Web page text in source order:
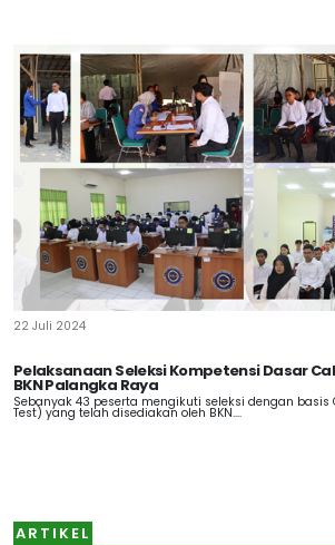
22 Juli 2024
Pelaksanaan Seleksi Kompetensi Dasar
BKN Palangka Raya
Sebanyak 43 peserta mengikuti seleksi dengan basis
Test) yang telah disediakan oleh BKN....
ARTIKEL